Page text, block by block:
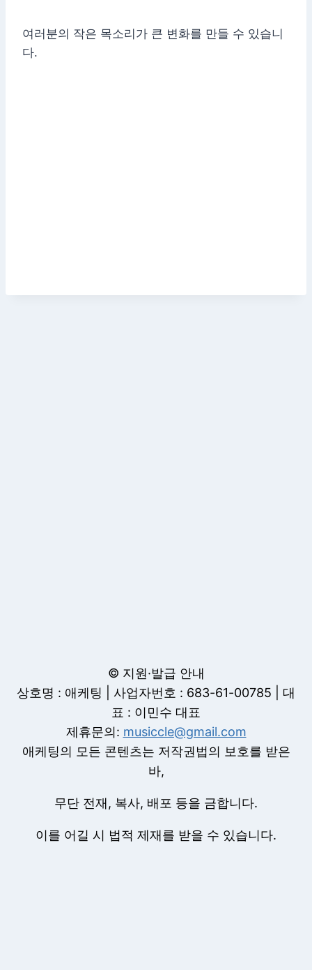
여러분의 작은 목소리가 큰 변화를 만들 수 있습니
다.
© 지원·발급 안내
상호명 : 애케팅 | 사업자번호 : 683-61-00785 | 대
표 : 이민수 대표
제휴문의: musiccle@gmail.com
애케팅의 모든 콘텐츠는 저작권법의 보호를 받은
바,
무단 전재, 복사, 배포 등을 금합니다.
이를 어길 시 법적 제재를 받을 수 있습니다.